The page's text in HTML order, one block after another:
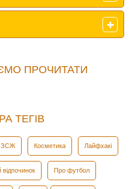
ПРОЧИТАТИ
ТЕГІВ
ЗСЖ Косметика Лайфхакі
Про футбол